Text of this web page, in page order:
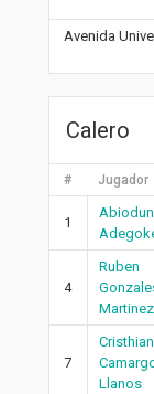
Avenida
Calero
# Jugador
1
Abiodun
4
Ruben
Martinez
7
Cristhian
Llanos